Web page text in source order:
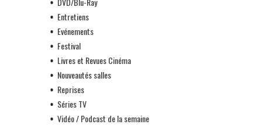
Entretiens
Evénements
Festival
Livres et Revues Cinéma
Nouveautés salles
Reprises
Séries TV
Vidéo / Podcast de la semaine